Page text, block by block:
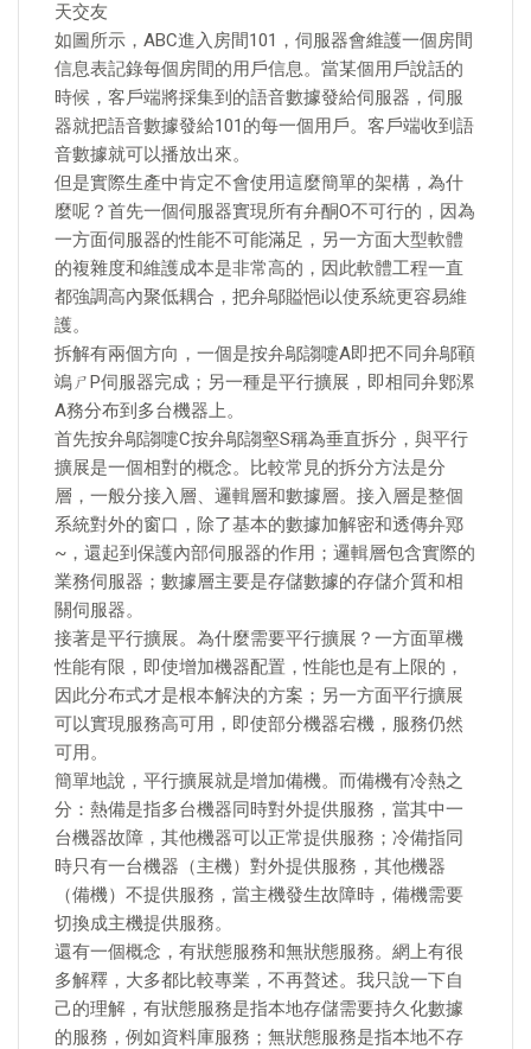
天交友
如圖所示，ABC進入房間101，伺服器會維護一個房間
信息表記錄每個房間的用戶信息。當某個用戶說話的
時候，客戶端將採集到的語音數據發給伺服器，伺服
器就把語音數據發給101的每一個用戶。客戶端收到語
音數據就可以播放出來。
但是實際生產中肯定不會使用這麼簡單的架構，為什
麼呢？首先一個伺服器實現所有弁酮O不可行的，因為
一方面伺服器的性能不可能滿足，另一方面大型軟體
的複雜度和維護成本是非常高的，因此軟體工程一直
都強調高內聚低耦合，把弁鄔賹悒i以使系統更容易維
護。
拆解有兩個方向，一個是按弁鄔謅嚏A即把不同弁鄔顐
鴗ㄕP伺服器完成；另一種是平行擴展，即相同弁鄋漯
A務分布到多台機器上。
首先按弁鄔謅嚏C按弁鄔謅壑S稱為垂直拆分，與平行
擴展是一個相對的概念。比較常見的拆分方法是分
層，一般分接入層、邏輯層和數據層。接入層是整個
系統對外的窗口，除了基本的數據加解密和透傳弁鄍
~，還起到保護內部伺服器的作用；邏輯層包含實際的
業務伺服器；數據層主要是存儲數據的存儲介質和相
關伺服器。
接著是平行擴展。為什麼需要平行擴展？一方面單機
性能有限，即使增加機器配置，性能也是有上限的，
因此分布式才是根本解決的方案；另一方面平行擴展
可以實現服務高可用，即使部分機器宕機，服務仍然
可用。
簡單地說，平行擴展就是增加備機。而備機有冷熱之
分：熱備是指多台機器同時對外提供服務，當其中一
台機器故障，其他機器可以正常提供服務；冷備指同
時只有一台機器（主機）對外提供服務，其他機器
（備機）不提供服務，當主機發生故障時，備機需要
切換成主機提供服務。
還有一個概念，有狀態服務和無狀態服務。網上有很
多解釋，大多都比較專業，不再贅述。我只說一下自
己的理解，有狀態服務是指本地存儲需要持久化數據
的服務，例如資料庫服務；無狀態服務是指本地不存